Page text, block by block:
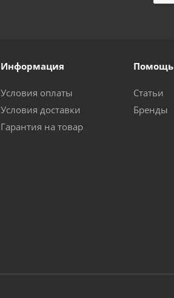
Информация
Условия оплаты
Условия доставки
Гарантия на товар
Помощь
Статьи
Бренды